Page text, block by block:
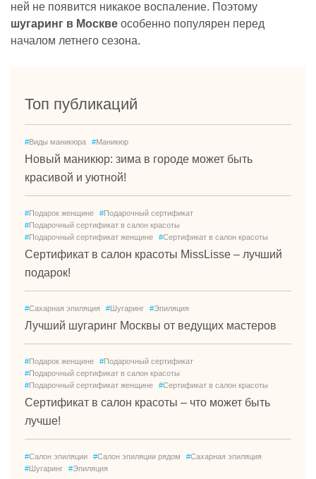
ней не появится никакое воспаление. Поэтому
шугаринг в Москве особенно популярен перед
началом летнего сезона.
Топ публикаций
#Виды маникюра #Маникюр
Новый маникюр: зима в городе может быть
красивой и уютной!
#Подарок женщине #Подарочный сертификат
#Подарочный сертификат в салон красоты
#Подарочный сертификат женщине #Сертификат в салон красоты
Сертификат в салон красоты MissLisse – лучший
подарок!
#Сахарная эпиляция # Шугаринг #Эпиляция
Лучший шугаринг Москвы от ведущих мастеров
#Подарок женщине #Подарочный сертификат
#Подарочный сертификат в салон красоты
#Подарочный сертификат женщине #Сертификат в салон красоты
Сертификат в салон красоты – что может быть
лучше!
#Салон эпиляции #Салон эпиляции рядом #Сахарная эпиляция
# Шугаринг #Эпиляция